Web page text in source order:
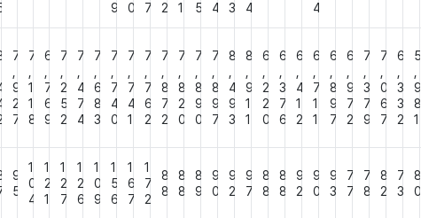
9
0
7
2
1
5
4
3
4
4
7
9
2
7
7
1
1
8
6
7
6
9
7
2
5
2
7
4
7
4
7
6
8
3
7
7
4
0
7
7
4
1
7
7
6
2
7
8
7
2
7
8
2
0
7
8
9
0
7
8
9
7
8
4
9
3
8
9
1
1
6
2
2
0
6
3
7
6
6
4
1
2
6
7
1
1
6
8
9
7
6
9
7
2
7
3
7
9
7
0
6
7
6
3
3
2
5
9
8
1
9
5
1
0
4
1
2
1
1
2
7
1
2
6
1
0
9
1
5
6
1
6
7
1
7
2
8
8
8
8
8
9
9
0
9
2
9
7
8
8
8
8
9
2
9
0
9
3
7
7
7
8
8
2
7
3
8
0